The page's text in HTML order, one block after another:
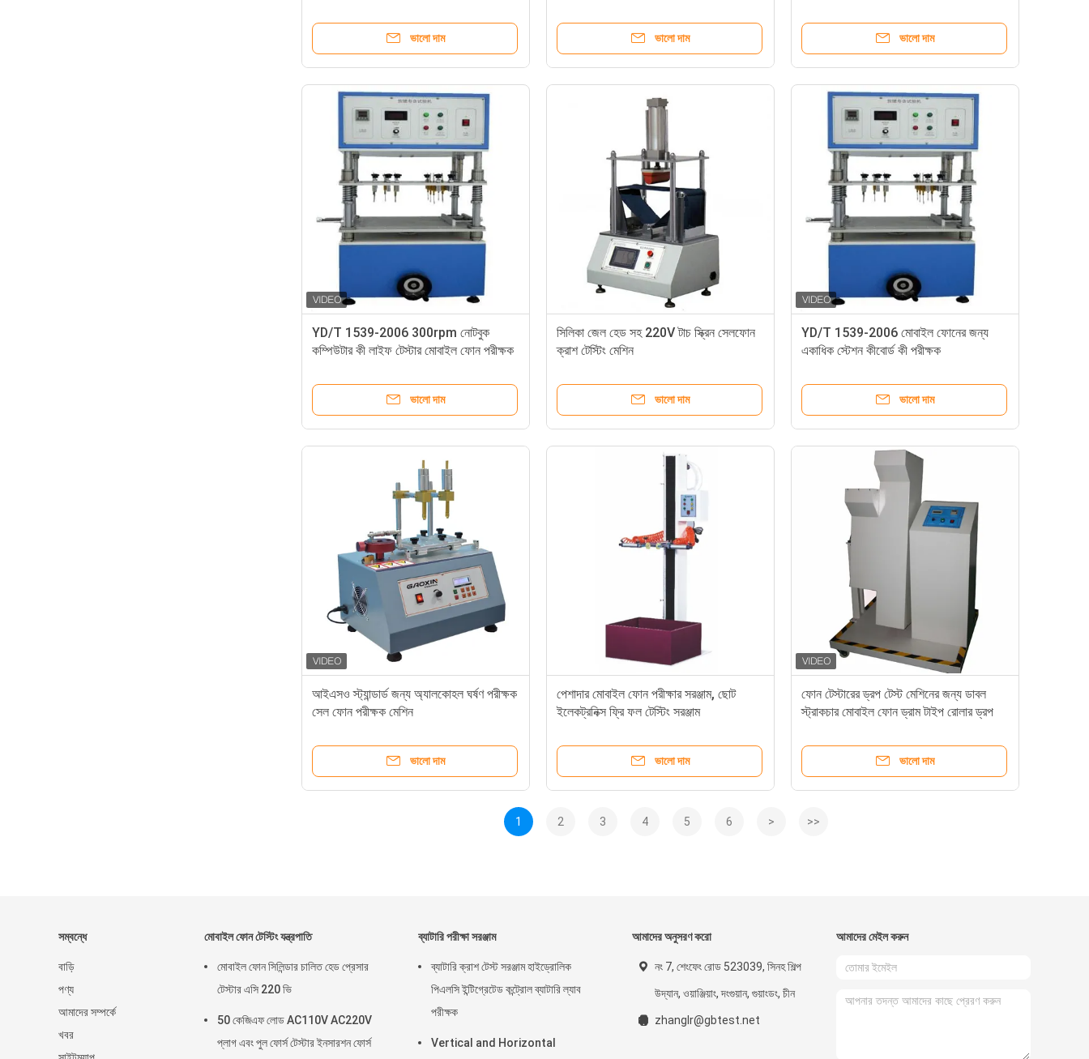
ভালো দাম ভালো দাম ভালো দাম
YD/T 1539-2006 300rpm নোটবুক
কম্পিউটার কী লাইফ টেস্টার মোবাইল ফোন পরীক্ষক
ভালো দাম
সিলিকা জেল হেড সহ 220V টাচ স্ক্রিন সেলফোন
ক্রাশ টেস্টিং মেশিন
ভালো দাম
YD/T 1539-2006 মোবাইল ফোনের জন্য
একাধিক স্টেশন কীবোর্ড কী পরীক্ষক
ভালো দাম
আইএসও স্ট্যান্ডার্ড জন্য অ্যালকোহল ঘর্ষণ পরীক্ষক
সেল ফোন পরীক্ষক মেশিন
ভালো দাম
পেশাদার মোবাইল ফোন পরীক্ষার সরঞ্জাম, ছোট
ইলেকট্রনিক্স ফ্রি ফল টেস্টিং সরঞ্জাম
ভালো দাম
ফোন টেস্টারের ড্রপ টেস্ট মেশিনের জন্য ডাবল
স্ট্রাকচার মোবাইল ফোন ড্রাম টাইপ রোলার ড্রপ
ভালো দাম
1 2 3 4 5 6 > >>
সম্বন্ধে
বাড়ি
পণ্য
আমাদের সম্পর্কে
খবর
মোবাইল ফোন টেস্টিং যন্ত্রপাতি
মোবাইল ফোন সিলিন্ডার চালিত হেড প্রেসার
টেস্টার এসি 220 ভি
50 কেজিএফ লোড AC110V AC220V
প্লাগ এবং পুল ফোর্স টেস্টার ইনসারশন ফোর্স
ব্যাটারি পরীক্ষা সরঞ্জাম
ব্যাটারি ক্রাশ টেস্ট সরঞ্জাম হাইড্রোলিক
পিএলসি ইন্টিগ্রেটেড কন্ট্রোল ব্যাটারি ল্যাব
পরীক্ষক
Vertical and Horizontal
আমাদের অনুসরণ করো
নং 7, শেংফেং রোড 523039, সিনহ শিল্প
উদ্যান, ওয়াঞ্জিয়াং, দংগুয়ান, গুয়াংডং, চীন
zhanglr@gbtest.net
আমাদের মেইল ​​করুন